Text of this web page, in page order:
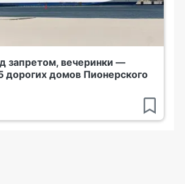
запретом, вечеринки —
дорогих домов Пионерского